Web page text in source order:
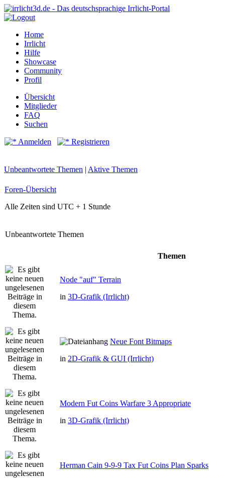
Home
Irrlicht
Hilfe
Showcase
Community
Profil
Übersicht
Mitglieder
FAQ
Suchen
Anmelden Registrieren
Unbeantwortete Themen | Aktive Themen
Foren-Übersicht
Alle Zeiten sind UTC + 1 Stunde
Unbeantwortete Themen
Themen
Node "auf" Terrain
in 3D-Grafik (Irrlicht)
Neue Font Bitmaps
in 2D-Grafik & GUI (Irrlicht)
Modern Fut Coins Warfare 3 Appropriate
in 3D-Grafik (Irrlicht)
Herman Cain 9-9-9 Tax Fut Coins Plan Sparks